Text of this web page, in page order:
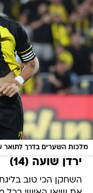
מלכות השערים בדרך לתואר
ירדן שועה (14)
השחקן הכי טוב